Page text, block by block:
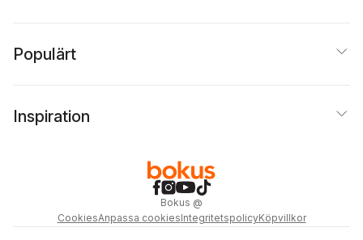
Populärt
Inspiration
Bokus @
CookiesAnpassa cookiesIntegritetspolicyKöpvillkor